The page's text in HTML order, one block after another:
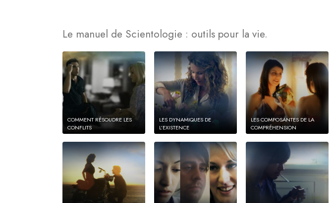
Le manuel de Scientologie : outils pour la vie.
COMMENT RÉSOUDRE LES
CONFLITS
LES DYNAMIQUES DE
L’EXISTENCE
LES COMPOSANTES DE LA
COMPRÉHENSION